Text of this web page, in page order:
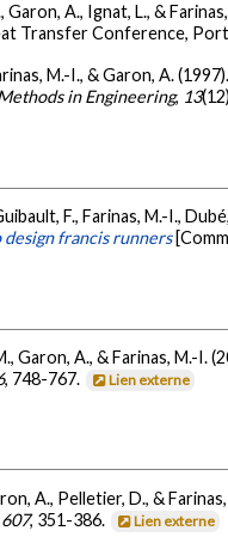
Garon, A., Ignat, L., &
Transfer Conference,
M.-I., & Garon, A. (1997).
in Engineering, 13
F., Farinas, M.-I.,
design francis runners
Garon, A., & Farinas, M.-I.
, 748-767. Lien externe
A., Pelletier, D., &
607, 351-386. Lien externe